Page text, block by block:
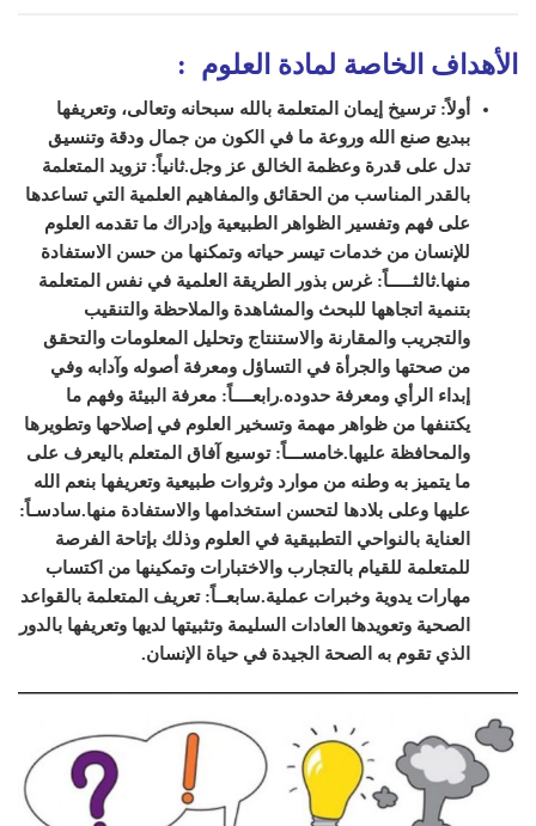
الأهداف الخاصة لمادة العلوم :
أولاً: ترسيخ إيمان المتعلمة بالله سبحانه وتعالى، وتعريفها
ببديع صنع الله وروعة ما في الكون من جمال ودقة وتنسيق
تدل على قدرة وعظمة الخالق عز وجل.ثانياً: تزويد المتعلمة
بالقدر المناسب من الحقائق والمفاهيم العلمية التي تساعدها
على فهم وتفسير الظواهر الطبيعية وإدراك ما تقدمه العلوم
للإنسان من خدمات تيسر حياته وتمكنها من حسن الاستفادة
منها.ثالثـــــاً: غرس بذور الطريقة العلمية في نفس المتعلمة
بتنمية اتجاهها للبحث والمشاهدة والملاحظة والتنقيب
والتجريب والمقارنة والاستنتاج وتحليل المعلومات والتحقق
من صحتها والجرأة في التساؤل ومعرفة أصوله وآدابه وفي
إبداء الرأي ومعرفة حدوده.رابعــــاً: معرفة البيئة وفهم ما
يكتنفها من ظواهر مهمة وتسخير العلوم في إصلاحها وتطويرها
والمحافظة عليها.خامســـاً: توسيع آفاق المتعلم باليعرف على
ما يتميز به وطنه من موارد وثروات طبيعية وتعريفها بنعم الله
عليها وعلى بلادها لتحسن استخدامها والاستفادة منها.سادسـاً:
العناية بالنواحي التطبيقية في العلوم وذلك بإتاحة الفرصة
للمتعلمة للقيام بالتجارب والاختبارات وتمكينها من اكتساب
مهارات يدوية وخبرات عملية.سابعــاً: تعريف المتعلمة بالقواعد
الصحية وتعويدها العادات السليمة وتثبيتها لديها وتعريفها بالدور
الذي تقوم به الصحة الجيدة في حياة الإنسان.